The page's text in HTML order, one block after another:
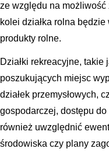
ze względu na
kolei działka rolna
produkty rolne.
Działki rekreacyjne,
poszukujących miejsc
działek przemysłowych,
gospodarczej, dostępu
również uwzględnić
środowiska czy plany